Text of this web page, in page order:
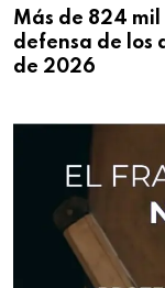
Más de 824
defensa de los
de 2026